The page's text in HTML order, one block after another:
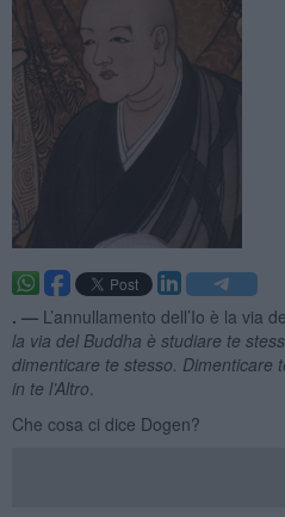
. — L’annullamento dell’Io è la via
la via del Buddha è studiare te
dimenticare te stesso. Dimenticare
in te l’Altro
Che cosa ci dice Dogen?